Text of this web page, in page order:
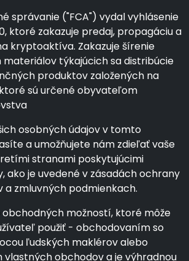
správanie ("FCA") vydal vyhlásenie
ktoré zakazuje predaj, propagáciu a
kryptoaktíva. Zakazuje šírenie
týkajúcich sa distribúcie
produktov založených na
sú určené obyvateľom
osobných údajov v tomto
a umožňujete nám zdieľať vaše
stranami poskytujúcimi
ako je uvedené v zásadách ochrany
a zmluvných podmienkach.
obchodných možností, ktoré môže
použiť - obchodovaním so
ľudských maklérov alebo
vlastných obchodov a je výhradnou